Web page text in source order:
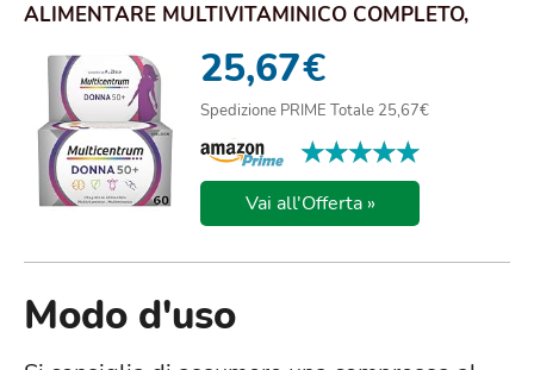
ALIMENTARE MULTIVITAMINICO COMPLETO,
25,67€
Spedizione PRIME Totale 25,67€
★★★★★
★★★★★
Vai all'Offerta »
Modo d'uso